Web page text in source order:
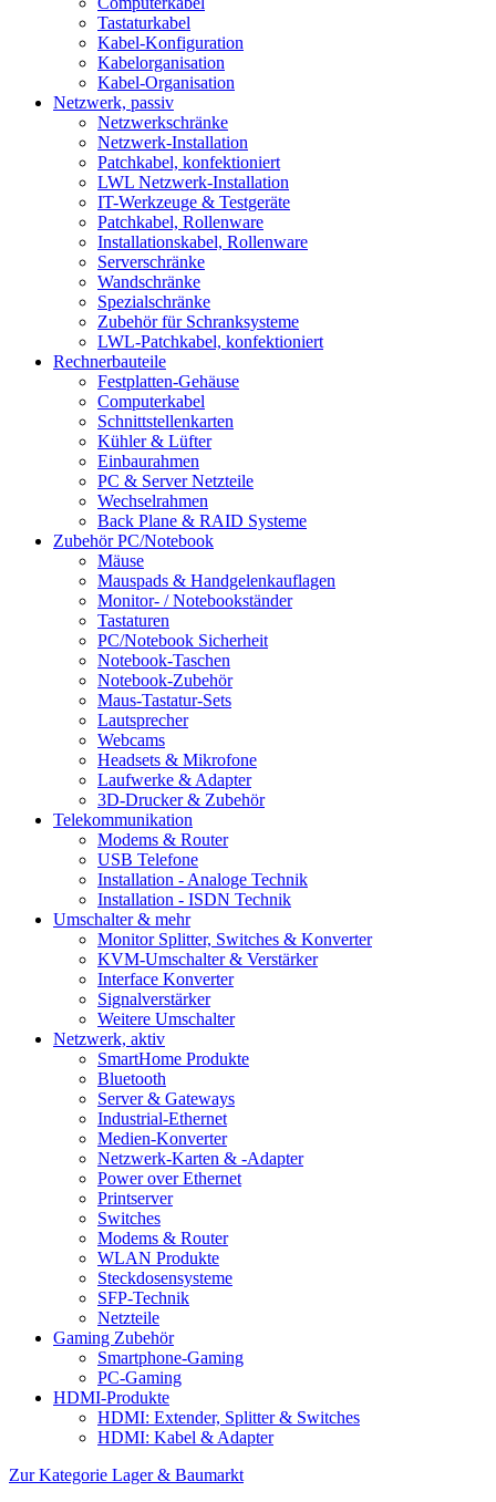
Tastaturkabel
Kabel-Konfiguration
Kabelorganisation
Kabel-Organisation
Netzwerk, passiv
Netzwerkschränke
Netzwerk-Installation
Patchkabel, konfektioniert
LWL Netzwerk-Installation
IT-Werkzeuge & Testgeräte
Patchkabel, Rollenware
Installationskabel, Rollenware
Serverschränke
Wandschränke
Spezialschränke
Zubehör für Schranksysteme
LWL-Patchkabel, konfektioniert
Rechnerbauteile
Festplatten-Gehäuse
Computerkabel
Schnittstellenkarten
Kühler & Lüfter
Einbaurahmen
PC & Server Netzteile
Wechselrahmen
Back Plane & RAID Systeme
Zubehör PC/Notebook
Mäuse
Mauspads & Handgelenkauflagen
Monitor- / Notebookständer
Tastaturen
PC/Notebook Sicherheit
Notebook-Taschen
Notebook-Zubehör
Maus-Tastatur-Sets
Lautsprecher
Webcams
Headsets & Mikrofone
Laufwerke & Adapter
3D-Drucker & Zubehör
Telekommunikation
Modems & Router
USB Telefone
Installation - Analoge Technik
Installation - ISDN Technik
Umschalter & mehr
Monitor Splitter, Switches & Konverter
KVM-Umschalter & Verstärker
Interface Konverter
Signalverstärker
Weitere Umschalter
Netzwerk, aktiv
SmartHome Produkte
Bluetooth
Server & Gateways
Industrial-Ethernet
Medien-Konverter
Netzwerk-Karten & -Adapter
Power over Ethernet
Printserver
Switches
Modems & Router
WLAN Produkte
Steckdosensysteme
SFP-Technik
Netzteile
Gaming Zubehör
Smartphone-Gaming
PC-Gaming
HDMI-Produkte
HDMI: Extender, Splitter & Switches
HDMI: Kabel & Adapter
Zur Kategorie Lager & Baumarkt